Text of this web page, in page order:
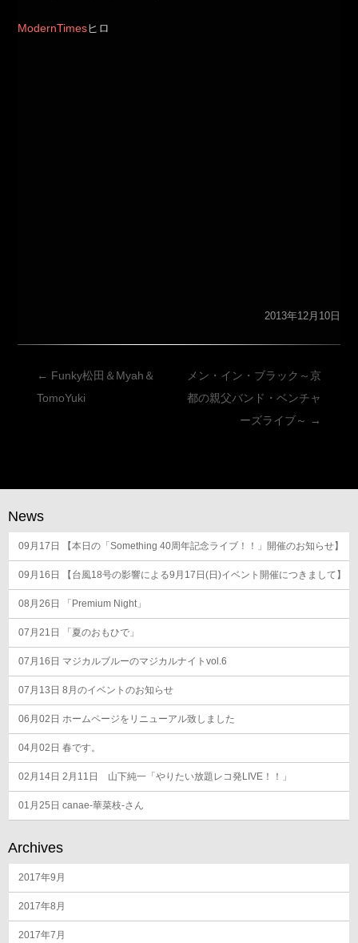
ModernTimesヒロ
2013年12月10日
投
稿
ー
シ
ョ
ン
← Funky松田＆Myah＆
TomoYuki
メン・イン・ブラック～京
都の親父バンド・ベンチャ
ーズライブ～
→
News
09月17日 【本日の「Something 40周年記念ライブ！！」開催のお知らせ】
09月16日 【台風18号の影響による9月17日(日)イベント開催につきまして】
08月26日 「Premium Night」
07月21日 「夏のおもひで」
07月16日 マジカルブルーのマジカルナイトvol.6
07月13日 8月のイベントのお知らせ
06月02日 ホームページをリニューアル致しました
04月02日 春です。
02月14日 2月11日 山下純一「やりたい放題レコ発LIVE！！」
01月25日 canae-華菜枝-さん
Archives
2017年9月
2017年8月
2017年7月